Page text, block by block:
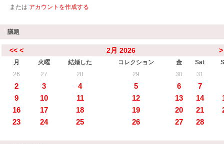
または アカウントを作成する
議題
<< < 2月 2026 >
月 火曜 結婚した コレクション 金 Sat
26
27 28 29 30 31
2 3 4 5 6
7
9
10 11 12 13 14
16
17 18 19 20 21
23
24 25 26 27 28